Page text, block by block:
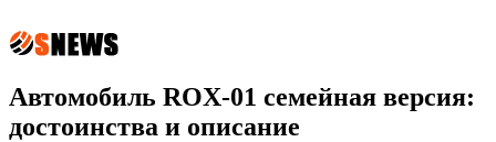
Автомобиль ROX-01 семейная версия:
достоинства и описание